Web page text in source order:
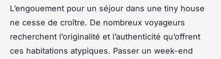
L’engouement pour un séjour dans une tiny house
ne cesse de croître. De nombreux voyageurs
recherchent l’originalité et l’authenticité qu’offrent
ces habitations atypiques. Passer un week-end